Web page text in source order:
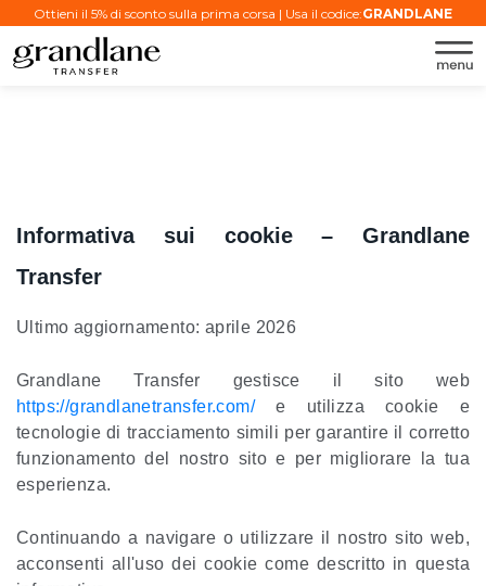
Ottieni il 5% di sconto sulla prima corsa | Usa il codice:GRANDLANE
Informativa sui cookie – Grandlane
Transfer
Ultimo aggiornamento: aprile 2026
Grandlane Transfer gestisce il sito web
https://grandlanetransfer.com/e utilizza cookie e
tecnologie di tracciamento simili per garantire il corretto
funzionamento del nostro sito e per migliorare la tua
esperienza.
Continuando a navigare o utilizzare il nostro sito web,
acconsenti all'uso dei cookie come descritto in questa